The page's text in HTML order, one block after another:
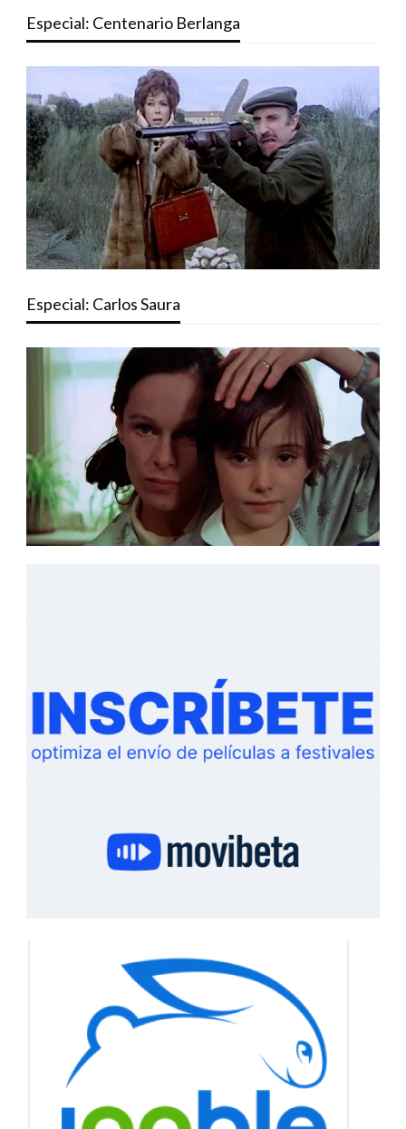
Especial: Centenario Berlanga
Especial: Carlos Saura